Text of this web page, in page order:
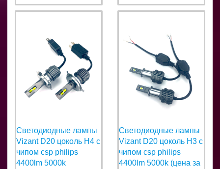
Светодиодные лампы
Vizant D20 цоколь H4 с
чипом csp philips
4400lm 5000k
Светодиодные лампы
Vizant D20 цоколь H3 с
чипом csp philips
4400lm 5000k (цена за